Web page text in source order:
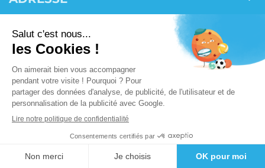
CONTACT
© 2026 |Site map|Mentions légales
Politique des données personnelles
Réalisation :Definima